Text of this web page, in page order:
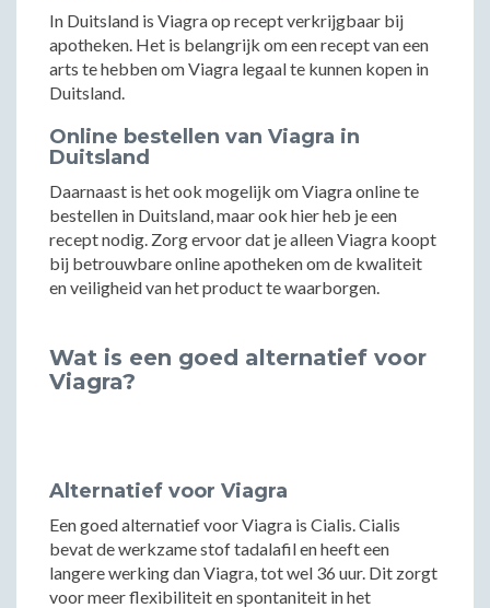
In Duitsland is Viagra op recept verkrijgbaar bij
apotheken. Het is belangrijk om een recept van een
arts te hebben om Viagra legaal te kunnen kopen in
Duitsland.
Online bestellen van Viagra in
Duitsland
Daarnaast is het ook mogelijk om Viagra online te
bestellen in Duitsland, maar ook hier heb je een
recept nodig. Zorg ervoor dat je alleen Viagra koopt
bij betrouwbare online apotheken om de kwaliteit
en veiligheid van het product te waarborgen.
Wat is een goed alternatief voor
Viagra?
Alternatief voor Viagra
Een goed alternatief voor Viagra is Cialis. Cialis
bevat de werkzame stof tadalafil en heeft een
langere werking dan Viagra, tot wel 36 uur. Dit zorgt
voor meer flexibiliteit en spontaniteit in het